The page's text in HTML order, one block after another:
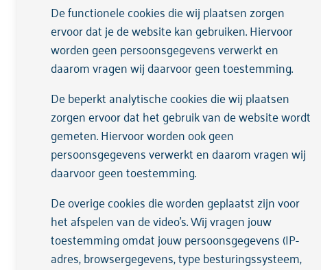
PuntP
BMono- en multidisciplinaire zorg binnen
een poliklinische setting voor cliënten met
een angst- of stemmingsstoornis.
Cliëntenraad Arkin komt ook op voor
cliënten van PuntP.
De functionele cookies die wij plaatsen zorgen
ervoor dat je de website kan gebruiken. Hiervoor
worden geen persoonsgegevens verwerkt en
daarom vragen wij daarvoor geen toestemming.
De beperkt analytische cookies die wij plaatsen
zorgen ervoor dat het gebruik van de website wordt
gemeten. Hiervoor worden ook geen
persoonsgegevens verwerkt en daarom vragen wij
daarvoor geen toestemming.
De overige cookies die worden geplaatst zijn voor
het afspelen van de video's. Wij vragen jouw
toestemming omdat jouw persoonsgegevens (IP-
adres, browsergegevens, type besturingssysteem,